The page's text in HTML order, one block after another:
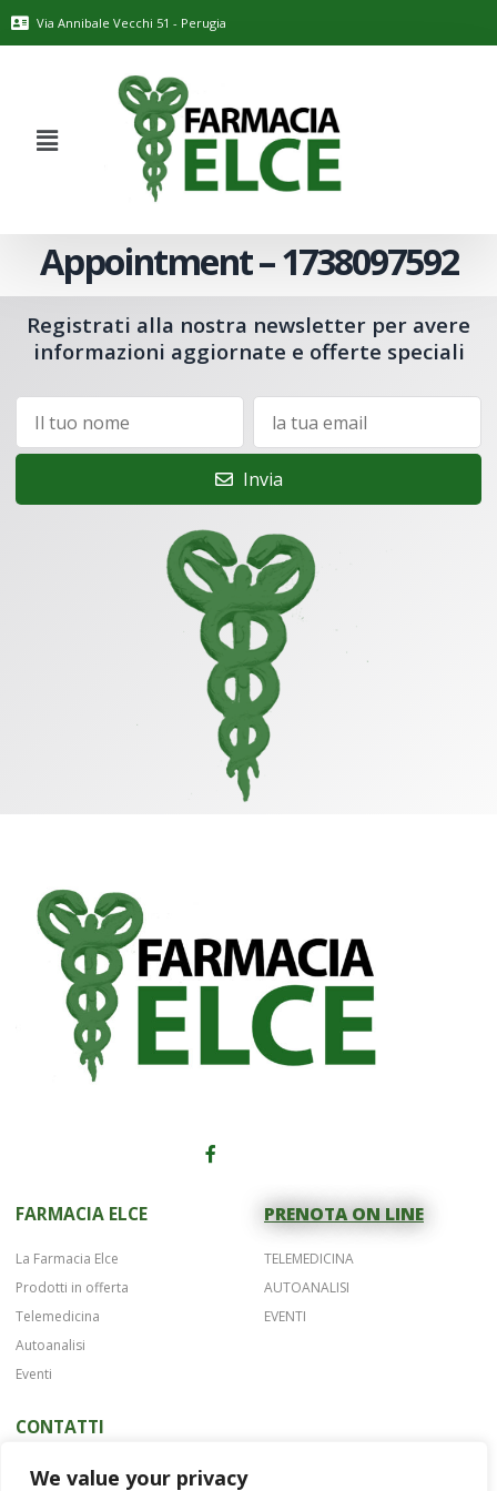
We value your privacy
Via Annibale Vecchi 51 - Perugia
Appointment – 1738097592
Registrati alla nostra newsletter per avere
informazioni aggiornate e offerte speciali
Invia
FARMACIA ELCE
La Farmacia Elce
Prodotti in offerta
Telemedicina
Autoanalisi
Eventi
PRENOTA ON LINE
TELEMEDICINA
AUTOANALISI
EVENTI
CONTATTI
Telefono 075 42622